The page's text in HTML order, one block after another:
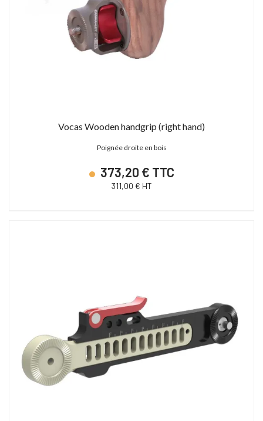
Vocas Wooden handgrip (right hand)
Poignée droite en bois
373,20 € TTC
311,00 € HT